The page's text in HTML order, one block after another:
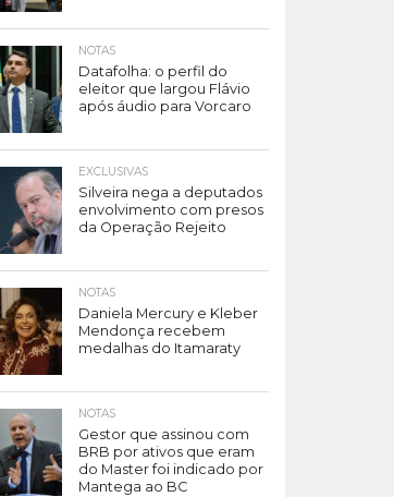
NOTAS
Datafolha: o perfil do
eleitor que largou Flávio
após áudio para Vorcaro
EXCLUSIVAS
Silveira nega a deputados
envolvimento com presos
da Operação Rejeito
NOTAS
Daniela Mercury e Kleber
Mendonça recebem
medalhas do Itamaraty
NOTAS
Gestor que assinou com
BRB por ativos que eram
do Master foi indicado por
Mantega ao BC